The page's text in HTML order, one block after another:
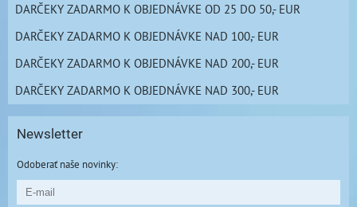
DARČEKY ZADARMO K OBJEDNÁVKE OD 25 DO 50,- EUR
DARČEKY ZADARMO K OBJEDNÁVKE NAD 100,- EUR
DARČEKY ZADARMO K OBJEDNÁVKE NAD 200,- EUR
DARČEKY ZADARMO K OBJEDNÁVKE NAD 300,- EUR
Newsletter
Odoberať naše novinky: